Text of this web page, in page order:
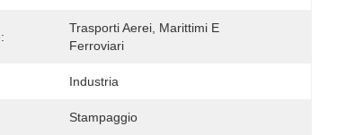
Trasporti Aerei, Marittimi E
Ferroviari
Industria
Stampaggio